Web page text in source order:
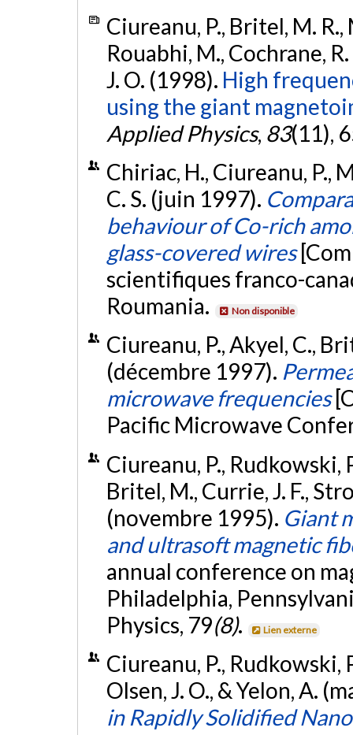
Ciureanu, P., Britel, M. R.,
Rouabhi, M., Cochrane,
J. O. (1998). High
using the giant
Applied Physics, 83(11),
Chiriac, H., Ciureanu, P.,
C. S. (juin 1997).
behaviour of Co-rich
glass-covered wires
scientifiques franco-
Roumania.
Non disponible
Ciureanu, P., Akyel, C.,
(décembre 1997).
microwave frequencies
Pacific Microwave
Ciureanu, P., Rudkowski,
Britel, M., Currie, J. F.,
(novembre 1995). Giant
and ultrasoft magnetic
annual conference on
Philadelphia,
Physics, 79(8). Lien externe
Ciureanu, P., Rudkowski,
Olsen, J. O., & Yelon, A.
in Rapidly Solidified